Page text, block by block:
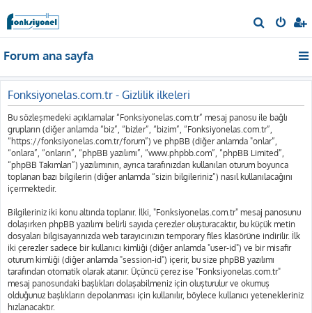
r
Forum ana sayfa
Fonksiyonelas.com.tr - Gizlilik ilkeleri
Bu sözleşmedeki açıklamalar “Fonksiyonelas.com.tr” mesaj panosu ile bağlı
grupların (diğer anlamda “biz”, “bizler”, “bizim”, “Fonksiyonelas.com.tr”,
“https://fonksiyonelas.com.tr/forum”) ve phpBB (diğer anlamda "onlar”,
“onlara”, “onların”, “phpBB yazılımı”, “www.phpbb.com”, “phpBB Limited”,
“phpBB Takımları”) yazılımının, ayrıca tarafınızdan kullanılan oturum boyunca
toplanan bazı bilgilerin (diğer anlamda “sizin bilgileriniz”) nasıl kullanılacağını
içermektedir.
Bilgileriniz iki konu altında toplanır. İlki, "Fonksiyonelas.com.tr" mesaj panosunu
dolaşırken phpBB yazılımı belirli sayıda çerezler oluşturacaktır, bu küçük metin
dosyaları bilgisayarınızda web tarayıcınızın temporary files klasörüne indirilir. İlk
iki çerezler sadece bir kullanıcı kimliği (diğer anlamda "user-id") ve bir misafir
oturum kimliği (diğer anlamda "session-id") içerir, bu size phpBB yazılımı
tarafından otomatik olarak atanır. Üçüncü çerez ise "Fonksiyonelas.com.tr"
mesaj panosundaki başlıkları dolaşabilmeniz için oluşturulur ve okumuş
olduğunuz başlıkların depolanması için kullanılır, böylece kullanıcı yetenekleriniz
hızlanacaktır.